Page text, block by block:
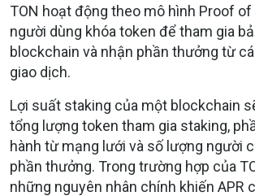
TON hoạt động theo mô hình Proof of
người dùng khóa token để tham gia
blockchain và nhận phần thưởng từ
giao dịch.
Lợi suất staking của một blockchain
tổng lượng token tham gia staking,
hành từ mạng lưới và số lượng người
phần thưởng. Trong trường hợp của
những nguyên nhân chính khiến APR